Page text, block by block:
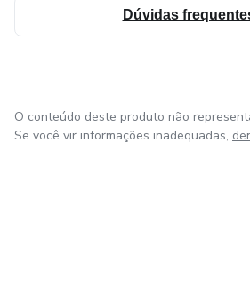
Dúvidas
O conteúdo deste produto não
Se você vir informações inadequadas,